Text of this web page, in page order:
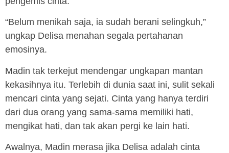
“Belum menikah saja, ia sudah berani selingkuh,”
ungkap Delisa menahan segala pertahanan
emosinya.
Madin tak terkejut mendengar ungkapan mantan
kekasihnya itu. Terlebih di dunia saat ini, sulit sekali
mencari cinta yang sejati. Cinta yang hanya terdiri
dari dua orang yang sama-sama memiliki hati,
mengikat hati, dan tak akan pergi ke lain hati.
Awalnya, Madin merasa jika Delisa adalah cinta